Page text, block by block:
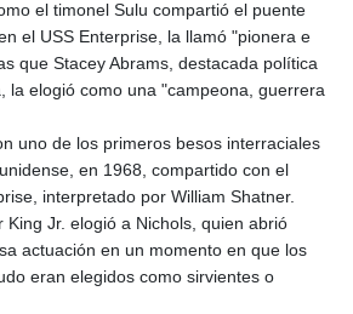
el timonel Sulu compartió el puente
el USS Enterprise, la llamó "pionera e
que Stacey Abrams, destacada política
la elogió como una "campeona, guerrera
uno de los primeros besos interraciales
en 1968, compartido con el
interpretado por William Shatner.
King Jr. elogió a Nichols, quien abrió
actuación en un momento en que los
eran elegidos como sirvientes o